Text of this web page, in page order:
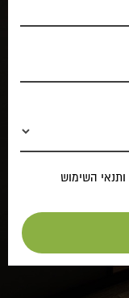
ותנאי השימוש